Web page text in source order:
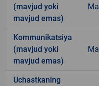
(mavjud yoki
mavjud emas)
Kommunikatsiya
(mavjud yoki
mavjud emas)
Uchastkaning